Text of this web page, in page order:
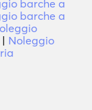
barche a
barche a
| Noleggio